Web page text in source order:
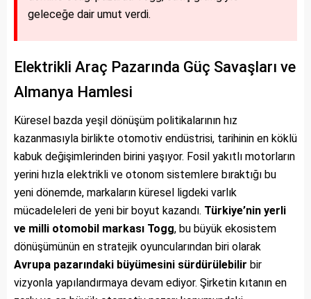
geleceğe dair umut verdi.
Elektrikli Araç Pazarında Güç Savaşları ve
Almanya Hamlesi
Küresel bazda yeşil dönüşüm politikalarının hız
kazanmasıyla birlikte otomotiv endüstrisi, tarihinin en köklü
kabuk değişimlerinden birini yaşıyor. Fosil yakıtlı motorların
yerini hızla elektrikli ve otonom sistemlere bıraktığı bu
yeni dönemde, markaların küresel ligdeki varlık
mücadeleleri de yeni bir boyut kazandı. Türkiye’nin yerli
ve milli otomobil markası Togg, bu büyük ekosistem
dönüşümünün en stratejik oyuncularından biri olarak
Avrupa pazarındaki büyümesini sürdürülebilir bir
vizyonla yapılandırmaya devam ediyor. Şirketin kıtanın en